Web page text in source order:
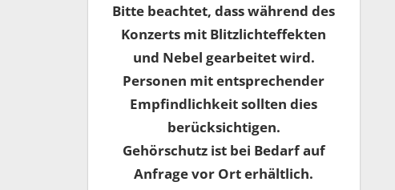
Bitte beachtet, dass während des
Konzerts mit Blitzlichteffekten
und Nebel gearbeitet wird.
Personen mit entsprechender
Empfindlichkeit sollten dies
berücksichtigen.
Gehörschutz ist bei Bedarf auf
Anfrage vor Ort erhältlich.